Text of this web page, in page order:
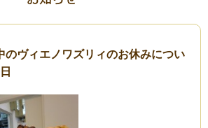
のヴィエノワズリィのお休みについ